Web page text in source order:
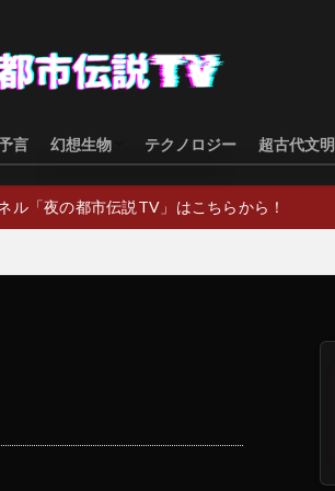
言 幻想生物
幻想生物日本
幻想生物ヨーロッパ
幻想生物アジア
幻想生物オセアニア
幻想生物中東
テクノロジー 超古代文明
ル「夜の都市伝説TV」はこちらから！